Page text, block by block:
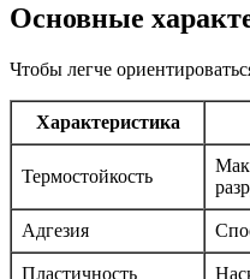
Основные
Чтобы легче
Характеристика
Термостойкость
Адгезия
Пластичность